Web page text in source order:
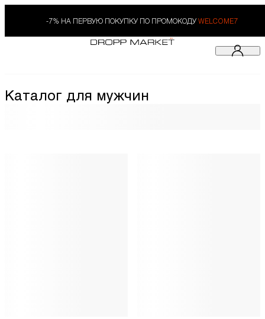
-7% НА ПЕРВУЮ ПОКУПКУ ПО ПРОМОКОДУ WELCOME7
Каталог для мужчин